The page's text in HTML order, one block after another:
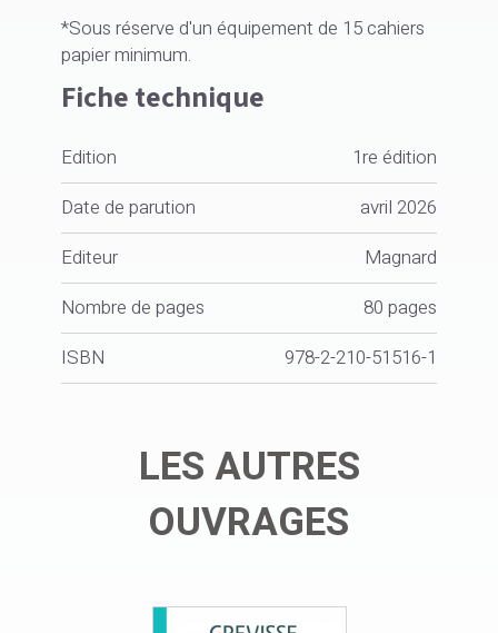
*Sous réserve d'un équipement de 15 cahiers
papier minimum.
Fiche technique
Edition
1re édition
Date de parution
avril 2026
Editeur
Magnard
Nombre de pages
80 pages
ISBN
978-2-210-51516-1
LES AUTRES
OUVRAGES